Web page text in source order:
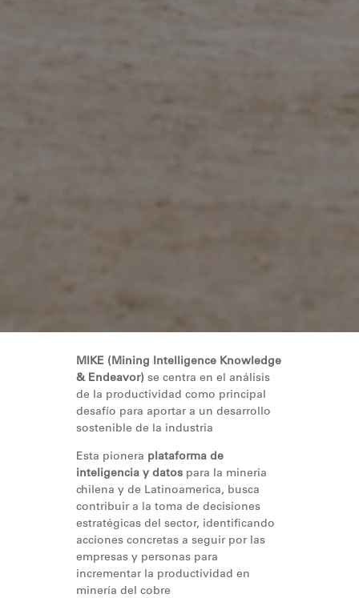
MIKE (Mining Intelligence Knowledge
& Endeavor) se centra en el análisis
de la productividad como principal
desafío para aportar a un desarrollo
sostenible de la industria
Esta pionera plataforma de
inteligencia y datos para la mineria
chilena y de Latinoamerica, busca
contribuir a la toma de decisiones
estratégicas del sector, identificando
acciones concretas a seguir por las
empresas y personas para
incrementar la productividad en
minería del cobre